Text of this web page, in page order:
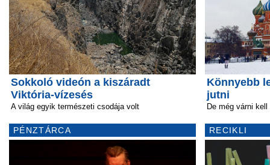
Sokkoló videón a kiszáradt
Viktória-vízesés
A világ egyik természeti csodája volt
PÉNZTÁRCA
Könnyebb
jutni
De még várni kell
RECIKLI